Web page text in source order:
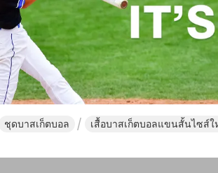
ชุดบาสเก็ตบอล เสื้อบาสเก็ตบอลแขนสั้นไซส์